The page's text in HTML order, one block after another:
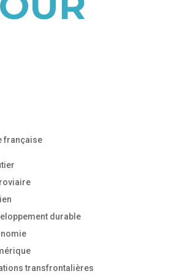
française
durable
transfrontalières